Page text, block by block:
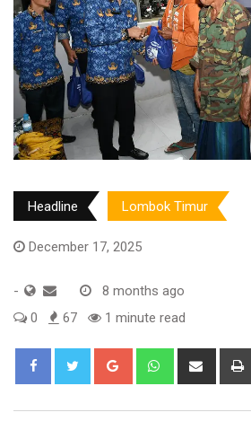
Headline Lombok Timur
December 17, 2025
-
8 months ago
0
67 1 minute read
Google+ WhatsappShare